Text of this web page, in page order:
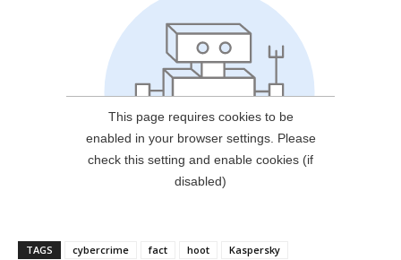
TAGS cybercrime fact hoot
Kaspersky